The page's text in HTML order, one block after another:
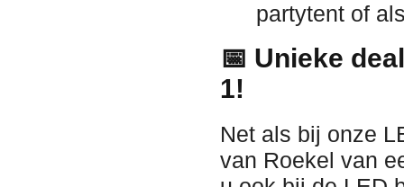
partytent of
📅 Unieke
1!
Net als bij onze
van Roekel van